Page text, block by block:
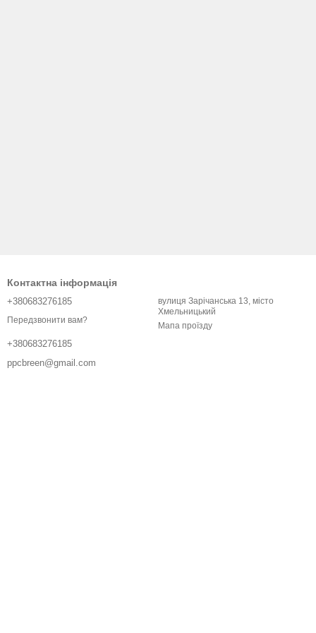
Контактна інформація
+380683276185
Передзвонити вам?
+380683276185
ppcbreen@gmail.com
вулиця Зарічанська 13, місто
Хмельницький
Мапа проїзду